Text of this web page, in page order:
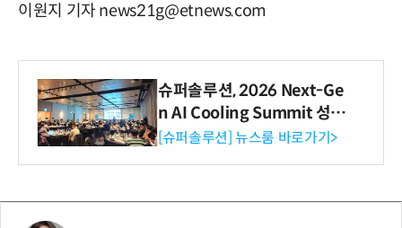
이원지 기자 news21g@etnews.com
슈퍼솔루션, 2026 Next-Ge
n AI Cooling Summit 성황
리 성료
[슈퍼솔루션] 뉴스룸 바로가기>